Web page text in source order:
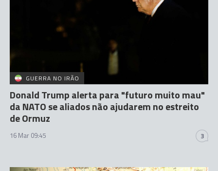
GUERRA NO IRÃO
Donald Trump alerta para "futuro muito mau"
da NATO se aliados não ajudarem no estreito
de Ormuz
16 Mar 09:45 3